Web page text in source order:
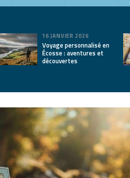
16 JANVIER 2026
Voyage personnalisé en
Écosse : aventures et
découvertes